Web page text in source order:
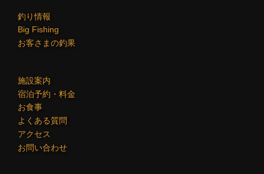
釣り情報
Big Fishing
お客さまの釣果
施設案内
宿泊予約・料金
お食事
よくある質問
アクセス
お問い合わせ